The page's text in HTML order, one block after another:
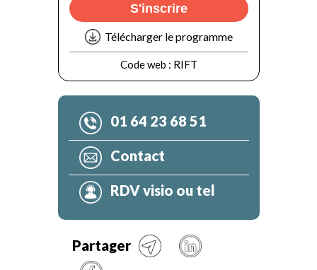
S'inscrire
Télécharger le programme
Code web : RIFT
01 64 23 68 51
Contact
RDV visio ou tel
Partager